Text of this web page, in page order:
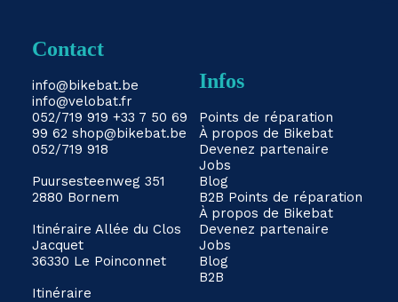
Contact
info@bikebat.be
info@velobat.fr
052/719 919 +33 7 50 69
99 62 shop@bikebat.be
052/719 918
Puursesteenweg 351
2880 Bornem
Itinéraire Allée du Clos
Jacquet
36330 Le Poinconnet
Itinéraire
Infos
Points de réparation
À propos de Bikebat
Devenez partenaire
Jobs
Blog
B2B Points de réparation
À propos de Bikebat
Devenez partenaire
Jobs
Blog
B2B